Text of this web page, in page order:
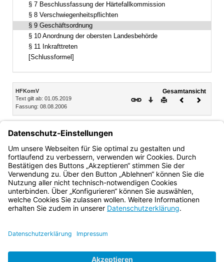
§ 7 Beschlussfassung der Härtefallkommission
§ 8 Verschwiegenheitspflichten
§ 9 Geschäftsordnung
§ 10 Anordnung der obersten Landesbehörde
§ 11 Inkrafttreten
[Schlussformel]
Inhalt
HFKomV
Text gilt ab: 01.05.2019
Fassung: 08.08.2006
Gesamtansicht
Download
DruckenVorheriges
Die Härtefallkommission beschließt mit der Mehrheit von
zwei Dritteln der Stimmen aller Mitglieder eine
Geschäftsordnung.
Bayern.de
BayernPortal
Impressum